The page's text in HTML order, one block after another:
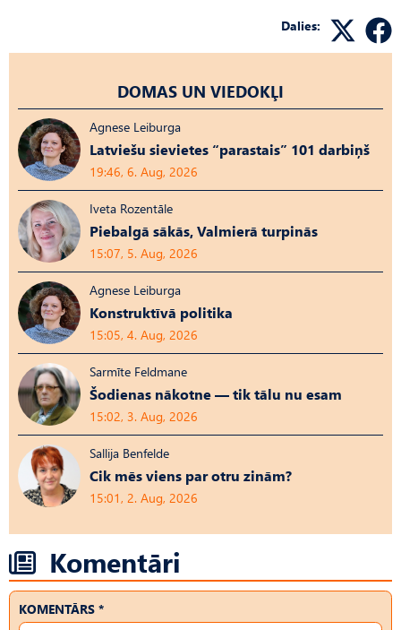
Dalies:
DOMAS UN VIEDOKĻI
Agnese Leiburga
Latviešu sievietes “parastais” 101 darbiņš
19:46, 6. Aug, 2026
Iveta Rozentāle
Piebalgā sākās, Valmierā turpinās
15:07, 5. Aug, 2026
Agnese Leiburga
Konstruktīvā politika
15:05, 4. Aug, 2026
Sarmīte Feldmane
Šodienas nākotne — tik tālu nu esam
15:02, 3. Aug, 2026
Sallija Benfelde
Cik mēs viens par otru zinām?
15:01, 2. Aug, 2026
Komentāri
KOMENTĀRS *